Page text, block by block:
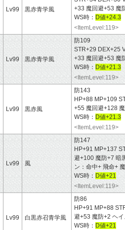
Lv99 黒赤青学風
+33 魔回避+53 魔
WS時： D値+24.3
<ItemLevel:119>
Lv99 黒赤青学風
防109
STR+29 DEX+25
+33 魔回避+53 魔
WS時： D値+21.3
<ItemLevel:119>
Lv99 黒赤風
防143
HP+88 MP+109
+55 魔回避+128
WS時： D値+21.3
<ItemLevel:119>
Lv99 風
防147
HP+91 MP+137
避+100 魔防+7 暗
ン：命中+ 飛命+
WS時： D値+21
<ItemLevel:119>
Lv99 白黒赤召青学風
防86
HP+91 MP+88
避+53 魔防+2 ヘ
WS時： D値+21